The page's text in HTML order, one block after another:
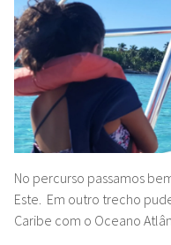
No percurso passamos
Este. Em outro trecho
Caribe com o Oceano